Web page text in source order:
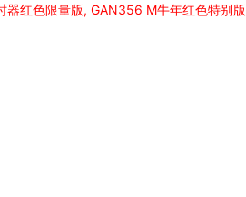
器红色限量版, GAN356 M牛年红色特别版